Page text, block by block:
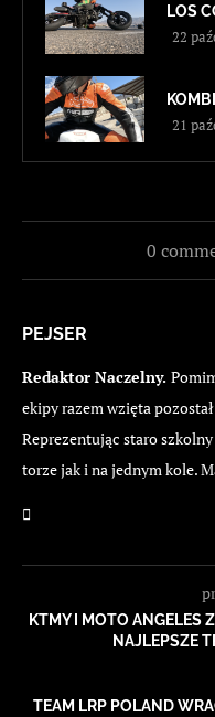
LOS
22
21
0
PEJSER
Redaktor Naczelny.
ekipy razem wzięta
Reprezentując staro
torze jak i na jednym kole.
KTMY I MOTO ANGELES
NAJLEPSZE
TEAM LRP POLAND